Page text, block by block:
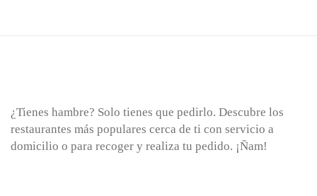
¿Tienes hambre? Solo tienes que pedirlo. Descubre los
restaurantes más populares cerca de ti con servicio a
domicilio o para recoger y realiza tu pedido. ¡Ñam!